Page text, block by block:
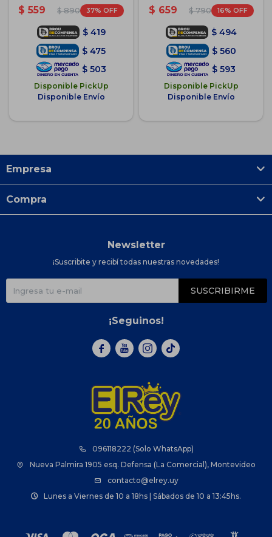
$ 559 $ 890 37
$ 419
$ 475
$ 503
Disponible PickUp
Disponible Envío
Bebé
$ 659 $ 790 16
$ 494
$ 560
$ 593
Disponible PickUp
Disponible Envío
096118222 (Solo WhatsApp)
Nueva Palmira 1905 esq. Defensa (La Comercial), Montevideo
contacto@elrey.uy
Lunes a Viernes de 10 a 18hs | Sábados de 10 a 13:45hs.
Empresa
Compra
Newsletter
¡Suscribite y recibí todas nuestras novedades!
SUSCRIBIRME
¡Seguinos!
  